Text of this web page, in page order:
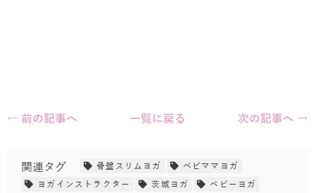
← 前の記事へ 一覧に戻る 次の記事へ →
関連タグ 骨盤スリムヨガ
ベビママヨガ
ヨガインストラクター
茨城ヨガ
ベビーヨガ